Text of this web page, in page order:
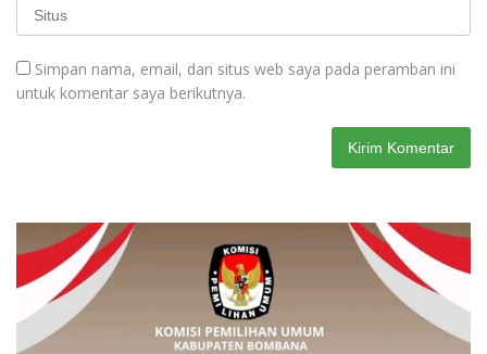
Simpan nama, email, dan situs web saya pada peramban ini
untuk komentar saya berikutnya.